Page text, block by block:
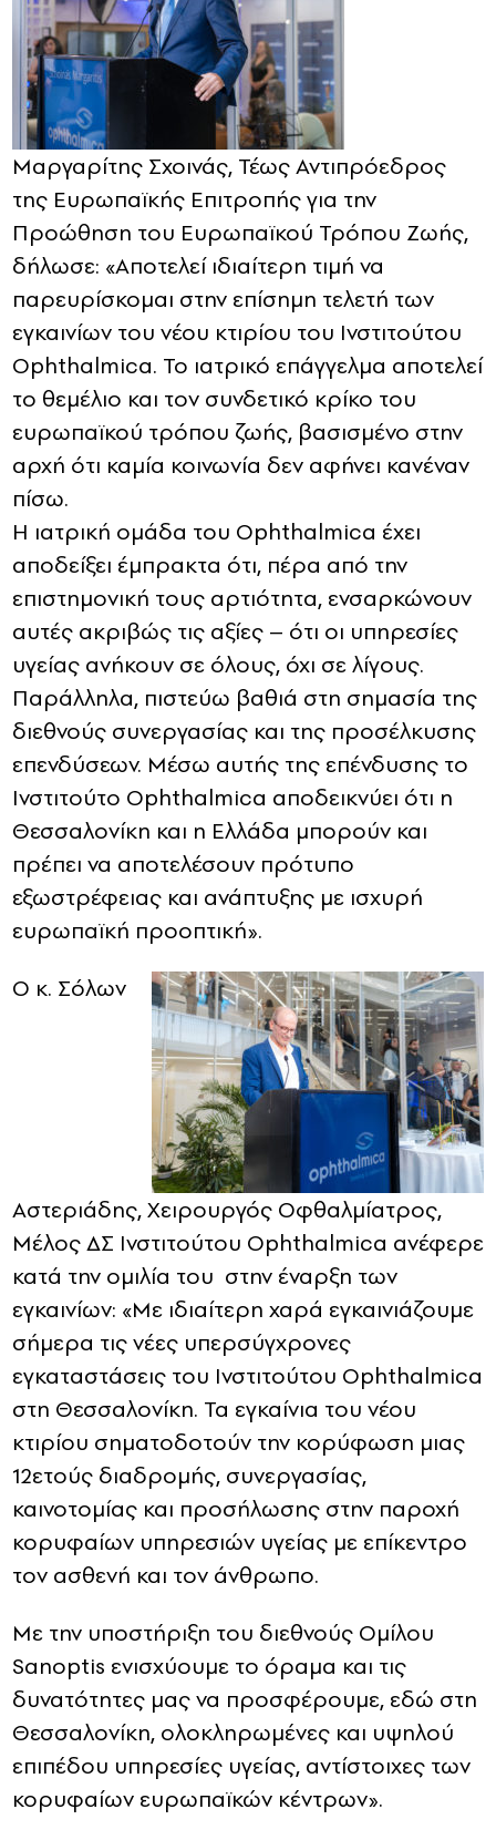
Μαργαρίτης Σχοινάς, Τέως Αντιπρόεδρος
της Ευρωπαϊκής Επιτροπής για την
Προώθηση του Ευρωπαϊκού Τρόπου Ζωής,
δήλωσε: «Αποτελεί ιδιαίτερη τιμή να
παρευρίσκομαι στην επίσημη τελετή των
εγκαινίων του νέου κτιρίου του Ινστιτούτου
Ophthalmica. Το ιατρικό επάγγελμα αποτελεί
το θεμέλιο και τον συνδετικό κρίκο του
ευρωπαϊκού τρόπου ζωής, βασισμένο στην
αρχή ότι καμία κοινωνία δεν αφήνει κανέναν
πίσω.
Η ιατρική ομάδα του Ophthalmica έχει
αποδείξει έμπρακτα ότι, πέρα από την
επιστημονική τους αρτιότητα, ενσαρκώνουν
αυτές ακριβώς τις αξίες – ότι οι υπηρεσίες
υγείας ανήκουν σε όλους, όχι σε λίγους.
Παράλληλα, πιστεύω βαθιά στη σημασία της
διεθνούς συνεργασίας και της προσέλκυσης
επενδύσεων. Μέσω αυτής της επένδυσης το
Ινστιτούτο Ophthalmica αποδεικνύει ότι η
Θεσσαλονίκη και η Ελλάδα μπορούν και
πρέπει να αποτελέσουν πρότυπο
εξωστρέφειας και ανάπτυξης με ισχυρή
ευρωπαϊκή προοπτική».
Ο κ. Σόλων
Αστεριάδης, Χειρουργός Οφθαλμίατρος,
Μέλος ΔΣ Ινστιτούτου Ophthalmica ανέφερε
κατά την ομιλία του στην έναρξη των
εγκαινίων: «Με ιδιαίτερη χαρά εγκαινιάζουμε
σήμερα τις νέες υπερσύγχρονες
εγκαταστάσεις του Ινστιτούτου Ophthalmica
στη Θεσσαλονίκη. Τα εγκαίνια του νέου
κτιρίου σηματοδοτούν την κορύφωση μιας
12ετούς διαδρομής, συνεργασίας,
καινοτομίας και προσήλωσης στην παροχή
κορυφαίων υπηρεσιών υγείας με επίκεντρο
τον ασθενή και τον άνθρωπο.
Με την υποστήριξη του διεθνούς Ομίλου
Sanoptis ενισχύουμε το όραμα και τις
δυνατότητες μας να προσφέρουμε, εδώ στη
Θεσσαλονίκη, ολοκληρωμένες και υψηλού
επιπέδου υπηρεσίες υγείας, αντίστοιχες των
κορυφαίων ευρωπαϊκών κέντρων».